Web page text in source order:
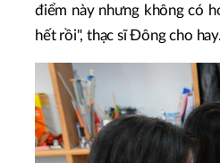
điểm này nhưng không có
hết rồi", thạc sĩ Đông cho hay.